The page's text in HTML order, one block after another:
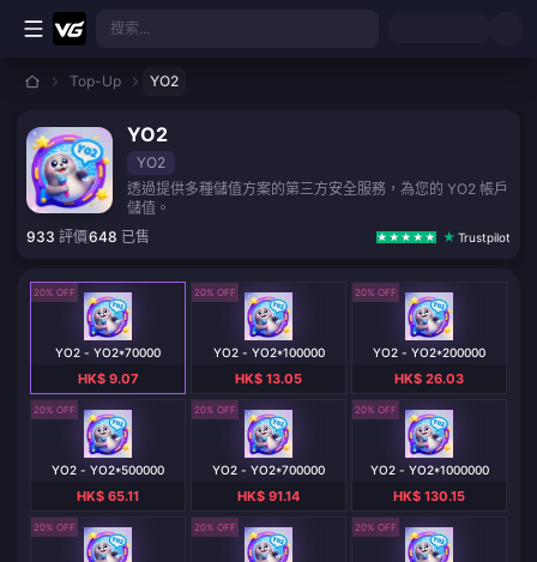
跳至主要內容
搜索...
Top-Up YO2
YO2
YO2
透過提供多種儲值方案的第三方安全服務，為您的 YO2 帳戶
儲值。
933 評價648 已售 Trustpilot
20% OFF
YO2 - YO2*70000
HK$ 9.07
20% OFF
YO2 - YO2*100000
HK$ 13.05
20% OFF
YO2 - YO2*200000
HK$ 26.03
20% OFF
YO2 - YO2*500000
HK$ 65.11
20% OFF
YO2 - YO2*700000
HK$ 91.14
20% OFF
YO2 - YO2*1000000
HK$ 130.15
20% OFF 20% OFF 20% OFF